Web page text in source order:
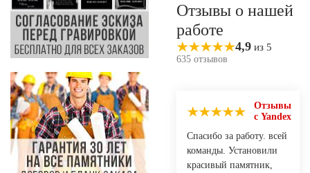
Отзывы о нашей
работе
4,9 из 5
635 отзывов
Отзывы
с Yandex
Спасибо за работу. всей
команды. Установили
красивый памятник,